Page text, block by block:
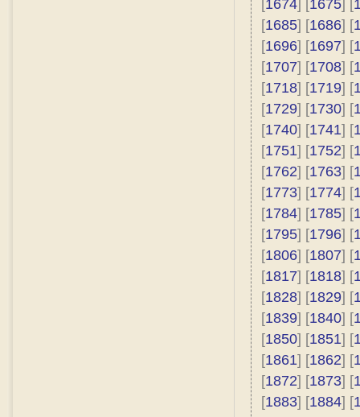
[1674] [1675] [
[1685] [1686] [
[1696] [1697] [
[1707] [1708] [
[1718] [1719] [
[1729] [1730] [
[1740] [1741] [
[1751] [1752] [
[1762] [1763] [
[1773] [1774] [
[1784] [1785] [
[1795] [1796] [
[1806] [1807] [
[1817] [1818] [
[1828] [1829] [
[1839] [1840] [
[1850] [1851] [
[1861] [1862] [
[1872] [1873] [
[1883] [1884] [